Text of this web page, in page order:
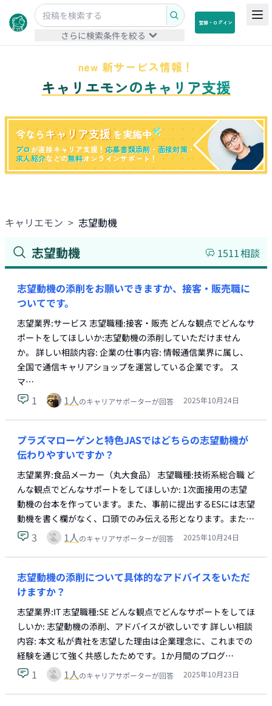
さらに検索条件を絞る
登録・ログイン
new 新サービス情報！
キャリエモンのキャリア支援
今なら キャリア支援 を実施中
プロが直接キャリア支援！応募書類添削 ・ 面接対策・
求人紹介などの無料オンラインサポート！
キャリエモン > 志望動機
志望動機 1511相談
志望動機の添削をお願いできますか、接客・販売職に
ついてです。
志望業界:サービス 志望職種:接客・販売 どんな観点でどんなサ
ポートをしてほしいか:志望動機の添削していただけません
か。 詳しい相談内容: 企業の仕事内容: 情報通信業界に属し、
全国で通信キャリアショップを運営している企業です。 ス
マ…
1 1人のキャリアサポーターが回答 2025年10月24日
プラズマローゲンと特色JASではどちらの志望動機が
伝わりやすいですか？
志望業界:食品メーカー（丸大食品） 志望職種:技術系総合職 ど
んな観点でどんなサポートをしてほしいか: 1次面接用の志望
動機の台本を作っています。また、事前に提出するESには志望
動機を書く欄がなく、口頭でのみ伝える形となります。また…
3 1人のキャリアサポーターが回答 2025年10月24日
志望動機の添削について具体的なアドバイスをいただ
けますか？
志望業界:IT 志望職種:SE どんな観点でどんなサポートをしてほ
しいか: 志望動機の添削、アドバイスが欲しいです 詳しい相談
内容: 本文 私が貴社を志望した理由は企業理念に、これまでの
経験を通じて強く共感したためです。1か月間のプログ…
1 1人のキャリアサポーターが回答 2025年10月23日